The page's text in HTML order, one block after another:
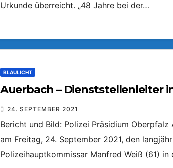
Urkunde überreicht. „48 Jahre bei der…
BLAULICHT
Auerbach – Dienststellenleiter
24. SEPTEMBER 2021
Bericht und Bild: Polizei Präsidium
am Freitag, 24. September 2021, den
Polizeihauptkommissar Manfred Weiß (61) in